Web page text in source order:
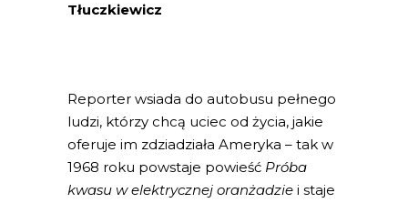
Tłuczkiewicz
Reporter wsiada do autobusu pełnego
ludzi, którzy chcą uciec od życia, jakie
oferuje im zdziadziała Ameryka – tak w
1968 roku powstaje powieść Próba
kwasu w elektrycznej oranżadzie i staje